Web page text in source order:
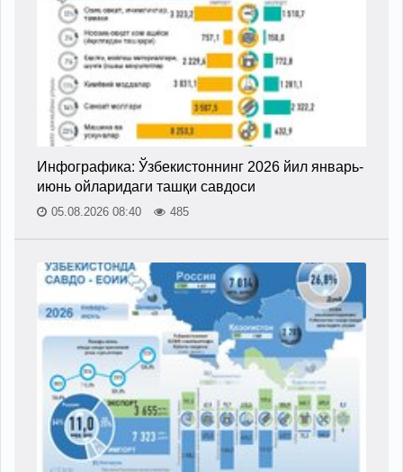
Инфографика: Ўзбекистоннинг 2026 йил январь-
июнь ойларидаги ташқи савдоси
05.08.2026 08:40 485